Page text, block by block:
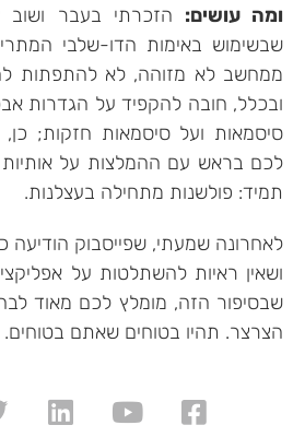
ומה עושים: הזכרתי בעבר ושוב
שבשימוש באימות הדו-שלבי
ממחשב לא מזוהה, לא להתפתות
ובכלל, חובה להקפיד על הגדרות
סיסמאות ועל סיסמאות חזקות;
לכם בראש עם ההמלצות על אותיות
תמיד: פולשנות מתחילה בעצלנות.
לאחרונה שמעתי, שפייסבוק הודיעה
ושאין ראיות להשתלטות על
שבסיפור הזה, מומלץ לכם מאוד
הצרצר. תהיו בטוחים שאתם בטוחים.